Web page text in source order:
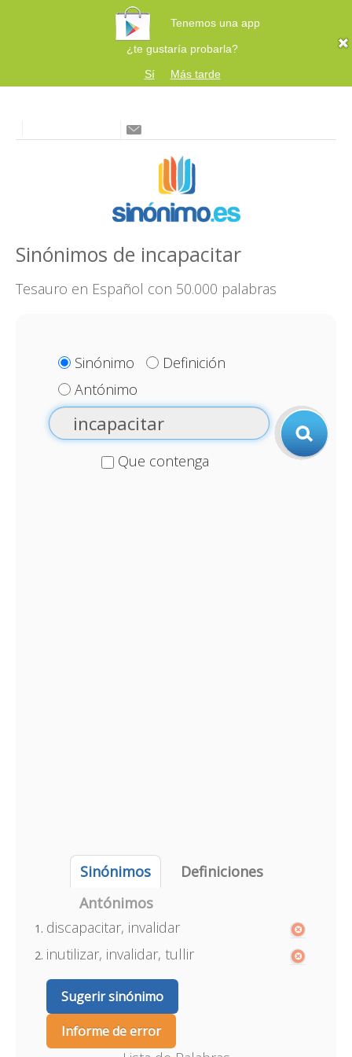
Tenemos una app
¿te gustaría probarla?
Sí
Más tarde
Sinónimos de incapacitar
Tesauro en Español con 50.000 palabras
Sinónimo
Definición
Antónimo
Que contenga
Sinónimos
Definiciones
Antónimos
discapacitar, invalidar
inutilizar, invalidar, tullir
Sugerir sinónimo
Informe de error